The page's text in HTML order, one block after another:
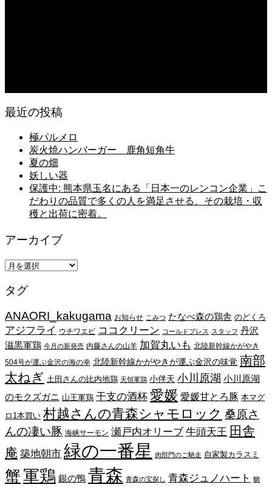
最近の投稿
極パルメロ
炭火焼ハンバーガー 鹿角短角牛
夏の畑
妖しい器
保護中: 熊本県玉名にある「日本一のレンコン企業」こ
だわりの品質で多くの人を満足させる、その栽培・収
穫と出荷に密着。
アーカイブ
ア
カ
ブ
タグ
ANAORI_kakugama お知らせ こみつ たなべ森の鶏舎 のどくろ
アジフライ ウチワエビ ココクリーン コールドプレス スタッフ 丹沢
滋黒軍鶏 今月の新発売 内藤さんの山羊 加賀丸いも 北陸新幹線かがやき
504号が運ぶ金沢の海の幸 北陸新幹線かがやきが運ぶ金沢の味覚 南部
太ねぎ 土田さんの比内地鶏 天領軍鶏 小伴天 小川原湖 小川原湖
のモクズガニ 山王軍鶏 干支の酒杯 愛媛 愛媛甘とろ豚 本マグ
ロ1本買い 村越さんの青森シャモロック 桑原さ
んの凄い豚 海峡サーモン 瀬戸内オリーブ 牛頭天王 田舎
庵 築地朝市 緑の一番星 肉部門のご馳走 自家製カラスミ
蟹軍鶏 銀の鴨 青森 青森の宝探し 青森ジュノハート 鯛